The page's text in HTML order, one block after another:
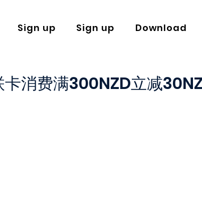
Sign up Sign up Download
消费满300NZD立减